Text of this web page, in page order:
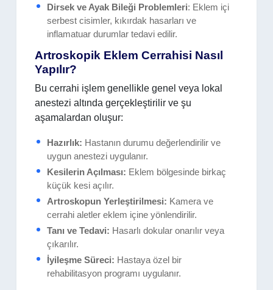
Dirsek ve Ayak Bileği Problemleri: Eklem içi
serbest cisimler, kıkırdak hasarları ve
inflamatuar durumlar tedavi edilir.
Artroskopik Eklem Cerrahisi Nasıl
Yapılır?
Bu cerrahi işlem genellikle genel veya lokal
anestezi altında gerçekleştirilir ve şu
aşamalardan oluşur:
Hazırlık: Hastanın durumu değerlendirilir ve
uygun anestezi uygulanır.
Kesilerin Açılması: Eklem bölgesinde birkaç
küçük kesi açılır.
Artroskopun Yerleştirilmesi: Kamera ve
cerrahi aletler eklem içine yönlendirilir.
Tanı ve Tedavi: Hasarlı dokular onarılır veya
çıkarılır.
İyileşme Süreci: Hastaya özel bir
rehabilitasyon programı uygulanır.